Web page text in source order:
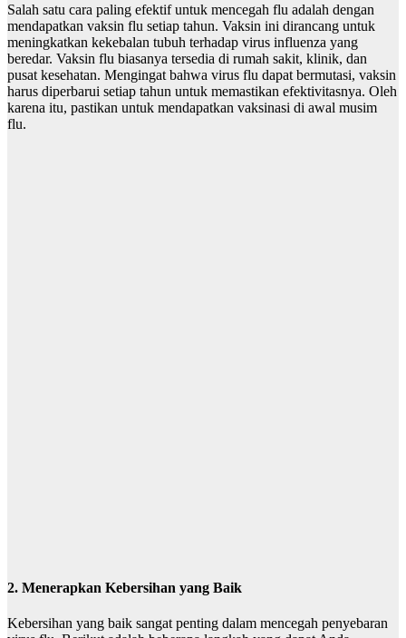
Salah satu cara paling efektif untuk mencegah flu adalah dengan
mendapatkan vaksin flu setiap tahun. Vaksin ini dirancang untuk
meningkatkan kekebalan tubuh terhadap virus influenza yang
beredar. Vaksin flu biasanya tersedia di rumah sakit, klinik, dan
pusat kesehatan. Mengingat bahwa virus flu dapat bermutasi, vaksin
harus diperbarui setiap tahun untuk memastikan efektivitasnya. Oleh
karena itu, pastikan untuk mendapatkan vaksinasi di awal musim
flu.
2. Menerapkan Kebersihan yang Baik
Kebersihan yang baik sangat penting dalam mencegah penyebaran